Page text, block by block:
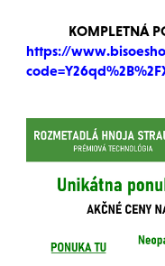
KOMPLETNÁ
https://